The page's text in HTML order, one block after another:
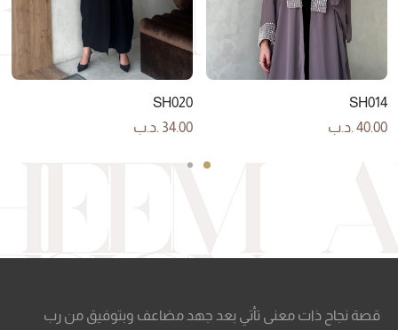
SH014
40.00 .د.ب
SH020
34.00 .د.ب
قصة نجاح ذات معنى تأتي بعد جهد مضاعف وبتوفيق من رب